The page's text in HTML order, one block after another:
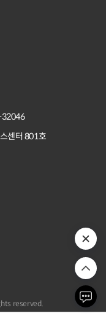
32046
센터 801호
reserved.